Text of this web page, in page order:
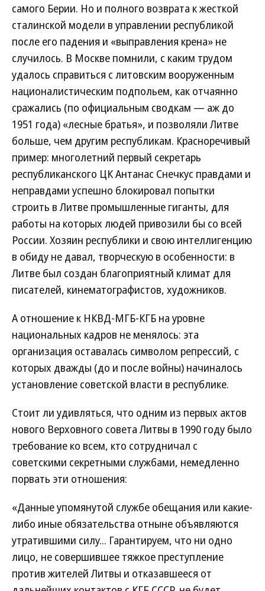
самого Берии. Но и полного возврата к жесткой
сталинской модели в управлении республикой
после его падения и «выправления крена» не
случилось. В Москве помнили, с каким трудом
удалось справиться с литовским вооруженным
националистическим подпольем, как отчаянно
сражались (по официальным сводкам — аж до
1951 года) «лесные братья», и позволяли Литве
больше, чем другим республикам. Красноречивый
пример: многолетний первый секретарь
республиканского ЦК Антанас Снечкус правдами и
неправдами успешно блокировал попытки
строить в Литве промышленные гиганты, для
работы на которых людей привозили бы со всей
России. Хозяин республики и свою интеллигенцию
в обиду не давал, творческую в особенности: в
Литве был создан благоприятный климат для
писателей, кинематографистов, художников.
А отношение к НКВД-МГБ-КГБ на уровне
национальных кадров не менялось: эта
организация оставалась символом репрессий, с
которых дважды (до и после войны) начиналось
установление советской власти в республике.
Стоит ли удивляться, что одним из первых актов
нового Верховного совета Литвы в 1990 году было
требование ко всем, кто сотрудничал с
советскими секретными службами, немедленно
порвать эти отношения:
«Данные упомянутой службе обещания или какие-
либо иные обязательства отныне объявляются
утратившими силу... Гарантируем, что ни одно
лицо, не совершившее тяжкое преступление
против жителей Литвы и отказавшееся от